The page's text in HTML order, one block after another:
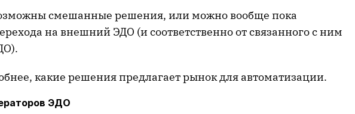
смешанные решения, или можно вообще пока
на внешний ЭДО (и соответственно от связанного с ним
какие решения предлагает рынок для автоматизации.
ЭДО